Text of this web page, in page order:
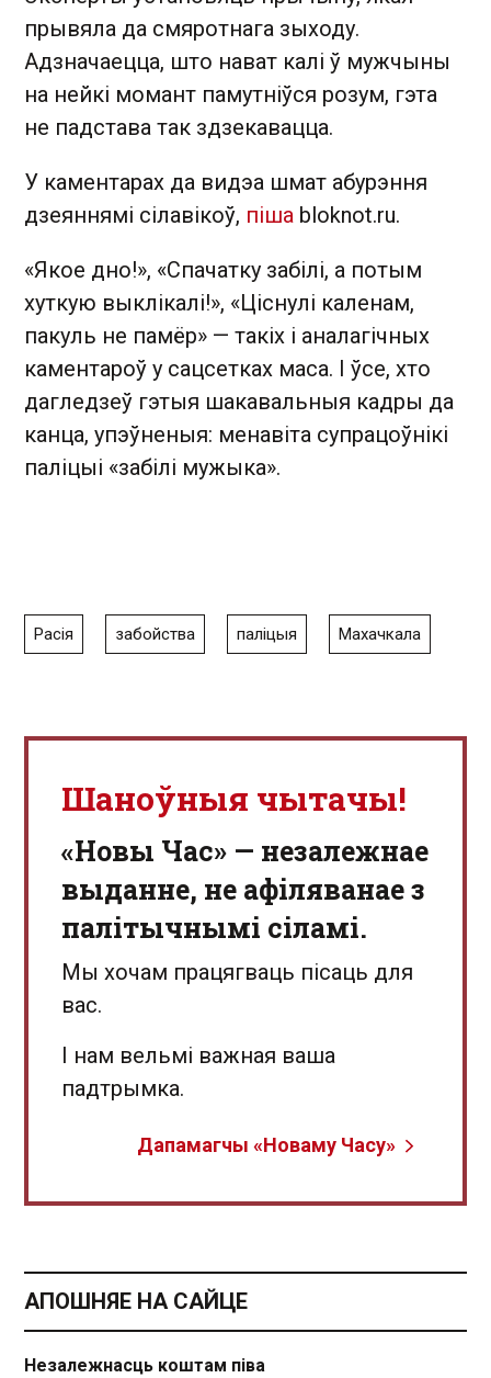
прывяла да смяротнага зыходу.
Адзначаецца, што нават калі ў мужчыны
на нейкі момант памутніўся розум, гэта
не падстава так здзекавацца.
У каментарах да видэа шмат абурэння
дзеяннямі сілавікоў, піша bloknot.ru.
«Якое дно!», «Спачатку забілі, а потым
хуткую выклікалі!», «Ціснулі каленам,
пакуль не памёр» — такіх і аналагічных
каментароў у сацсетках маса. І ўсе, хто
дагледзеў гэтыя шакавальныя кадры да
канца, упэўненыя: менавіта супрацоўнікі
паліцыі «забілі мужыка».
Расія забойства паліцыя Махачкала
Шаноўныя чытачы!
«Новы Час» — незалежнае
выданне, не афіляванае з
палітычнымі сіламі.
Мы хочам працягваць пісаць для
вас.
І нам вельмі важная ваша
падтрымка.
Дапамагчы «Новаму Часу»
АПОШНЯЕ НА САЙЦЕ
Незалежнасць коштам піва